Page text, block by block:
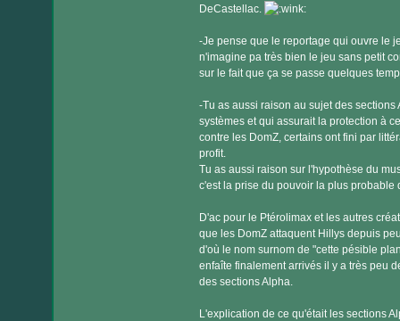
DeCastellac.
-Je pense que le reportage qui ouvre le
n'imagine pa très bien le jeu sans petit
sur le fait que ça se passe quelques
-Tu as aussi raison au sujet des
systèmes et qui assurait la protection à
contre les DomZ, certains ont fini par
profit.
Tu as aussi raison sur l'hypothèse du
c'est la prise du pouvoir la plus probable
D'ac pour le Ptérolimax et les autres
que les DomZ attaquent Hillys depuis
d'où le nom surnom de "cette pésible
enfaîte finalement arrivés il y a très peu
des sections Alpha.
L'explication de ce qu'était les sections